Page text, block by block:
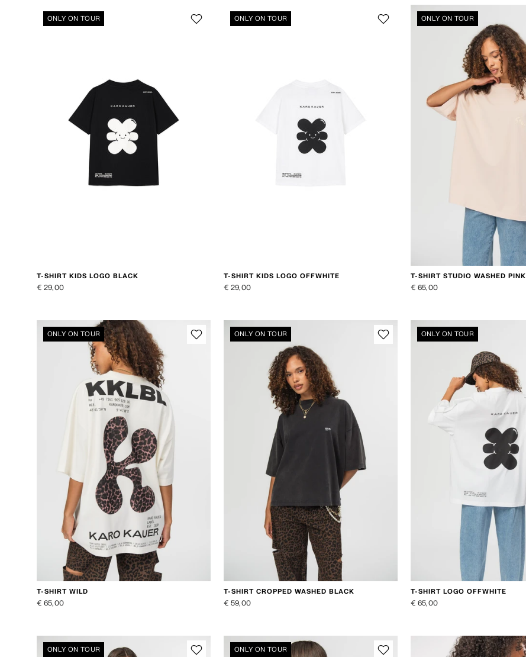
ONLY ON TOUR
T-SHIRT KIDS LOGO BLACK
€ 29,00
ONLY ON TOUR
T-SHIRT KIDS LOGO OFFWHITE
€ 29,00
ONLY ON TOUR
T-SHIRT STUDIO WASHED PINK
€ 65,00
ONLY ON TOUR
T-SHIRT WILD
€ 65,00
ONLY ON TOUR
T-SHIRT CROPPED WASHED BLACK
€ 59,00
ONLY ON TOUR
T-SHIRT LOGO OFFWHITE
€ 65,00
ONLY ON TOUR ONLY ON TOUR